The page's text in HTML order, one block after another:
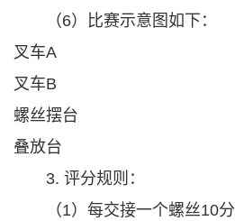
（6）比赛示意图如下：
叉车A
叉车B
螺丝摆台
叠放台
3. 评分规则：
（1）每交接一个螺丝10